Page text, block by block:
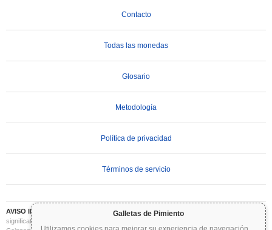
Galletas de Pimiento
Contacto
Todas las monedas
Glosario
Metodología
Política de privacidad
Términos de servicio
AVISO IMPORTANTE:
Las criptomonedas son altamente volátiles e implican un riesgo
significativo. Puede perder parte o la totalidad de su inversión. Toda la información en